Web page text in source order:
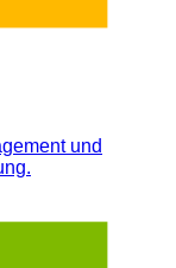
und